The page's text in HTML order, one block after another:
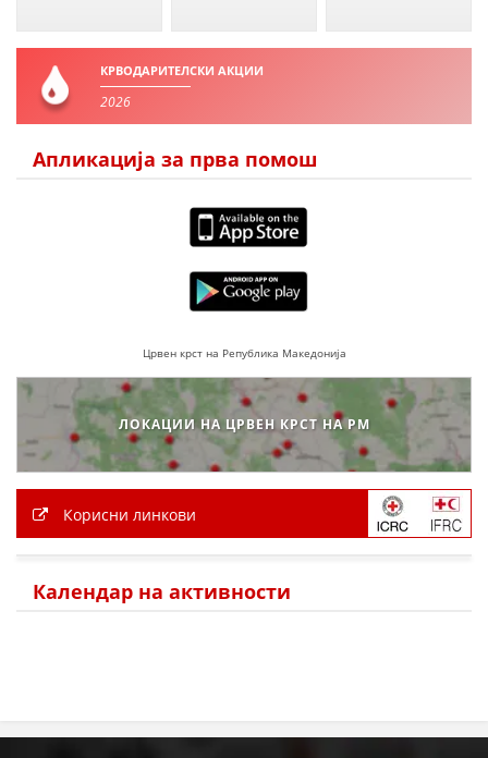
КРВОДАРИТЕЛСКИ АКЦИИ
2026
Апликација за прва помош
Црвен крст на Република Македонија
ЛОКАЦИИ НА ЦРВЕН КРСТ НА РМ
Корисни линкови
Календар на активности